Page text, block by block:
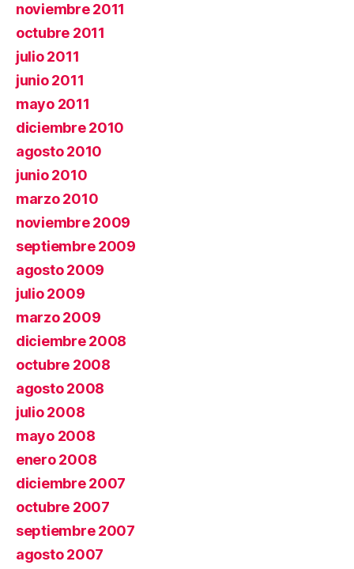
noviembre 2011
octubre 2011
julio 2011
junio 2011
mayo 2011
diciembre 2010
agosto 2010
junio 2010
marzo 2010
noviembre 2009
septiembre 2009
agosto 2009
julio 2009
marzo 2009
diciembre 2008
octubre 2008
agosto 2008
julio 2008
mayo 2008
enero 2008
diciembre 2007
octubre 2007
septiembre 2007
agosto 2007